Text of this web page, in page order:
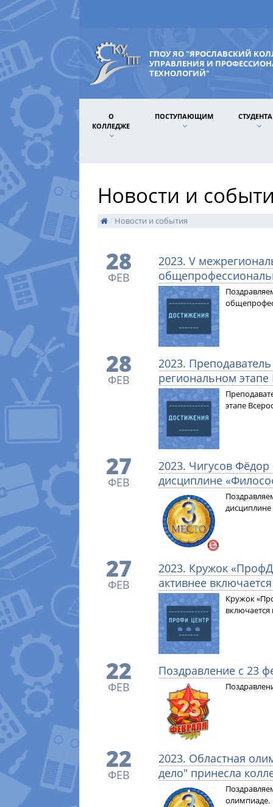
ГПОУ ЯО "ЯРОСЛАВСКИЙ
УПРАВЛЕНИЯ И
ТЕХНОЛОГИЙ"
О
КОЛЛЕДЖЕ
ПОСТУПАЮЩИМ
Новости и
/ Новости и события
28
ФЕВ
2023. V
28
ФЕВ
2023.
региональном этапе
этапе
27
ФЕВ
2023. Чигусов
дисциплине
27
ФЕВ
2023. Кружок
активнее
Кружок
включается
22
ФЕВ
Поздравление с 23
22
ФЕВ
2023. Областная
дело" принесла
олимпиаде.